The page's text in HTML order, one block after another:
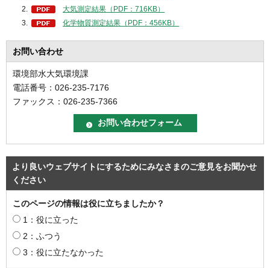
大気測定結果（PDF：716KB）
化学物質測定結果（PDF：456KB）
お問い合わせ
環境部水大気環境課
電話番号：026-235-7176
ファックス：026-235-7366
より良いウェブサイトにするためにみなさまのご意見をお聞かせ
ください
このページの情報は役に立ちましたか？
1：役に立った
2：ふつう
3：役に立たなかった